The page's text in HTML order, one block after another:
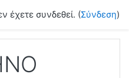
έχετε συνδεθεί. (Σύνδεση)